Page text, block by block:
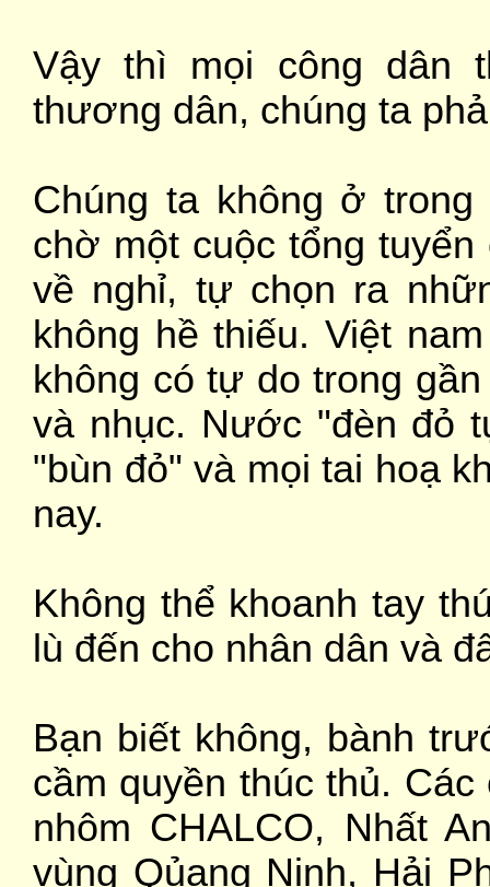
Vậy thì mọi công dân
thương dân, chúng ta
Chúng ta không ở
chờ một cuộc tổng
về nghỉ, tự chọn ra
không hề thiếu. Việt
không có tự do trong
và nhục. Nước "đèn đỏ
"bùn đỏ" và mọi tai hoạ
nay.
Không thể khoanh tay
lù đến cho nhân dân và
Bạn biết không, bành
cầm quyền thúc thủ.
nhôm CHALCO, Nhất
vùng Qủang Ninh, Hải